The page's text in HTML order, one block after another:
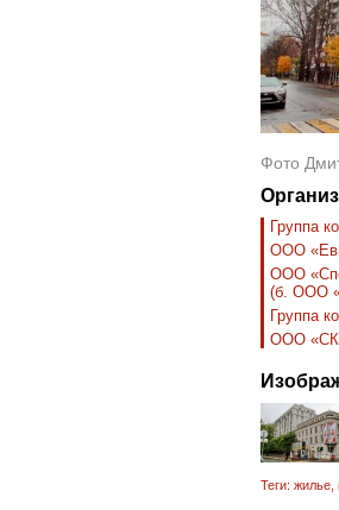
Фото
Группа
ООО
ООО
(б. ООО
Группа
ООО «СК
Теги: жилье